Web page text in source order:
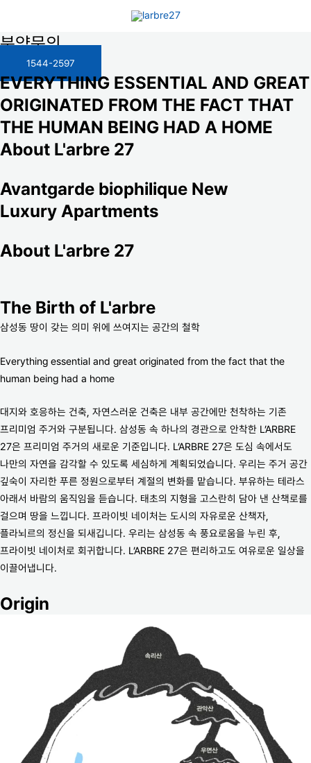
분양문의
1544-2597
EVERYTHING ESSENTIAL AND GREAT
ORIGINATED FROM THE FACT THAT
THE HUMAN BEING HAD A HOME
About L'arbre 27
Avantgarde biophilique New
Luxury Apartments
About L'arbre 27
The Birth of L'arbre
삼성동 땅이 갖는 의미 위에 쓰여지는 공간의 철학
Everything essential and great originated from the fact that the
human being had a home
대지와 호응하는 건축, 자연스러운 건축은 내부 공간에만 천착하는 기존
프리미엄 주거와 구분됩니다. 삼성동 속 하나의 경관으로 안착한 L’ARBRE
27은 프리미엄 주거의 새로운 기준입니다. L’ARBRE 27은 도심 속에서도
나만의 자연을 감각할 수 있도록 세심하게 계획되었습니다. 우리는 주거 공간
깊숙이 자리한 푸른 정원으로부터 계절의 변화를 맡습니다. 부유하는 테라스
아래서 바람의 움직임을 듣습니다. 태초의 지형을 고스란히 담아 낸 산책로를
걸으며 땅을 느낍니다. 프라이빗 네이처는 도시의 자유로운 산책자,
플라뇌르의 정신을 되새깁니다. 우리는 삼성동 속 풍요로움을 누린 후,
프라이빗 네이처로 회귀합니다. L’ARBRE 27은 편리하고도 여유로운 일상을
이끌어냅니다.
Origin